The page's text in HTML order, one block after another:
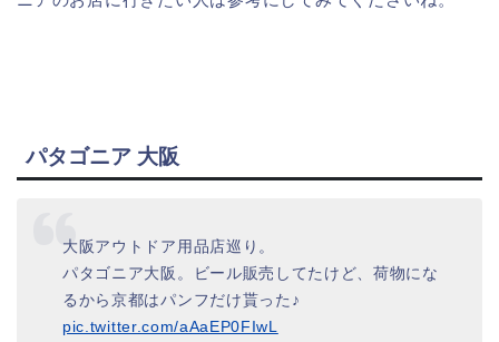
パタゴニア 大阪
大阪アウトドア用品店巡り。
パタゴニア大阪。ビール販売してたけど、荷物にな
るから京都はパンフだけ貰った♪
pic.twitter.com/aAaEP0FIwL